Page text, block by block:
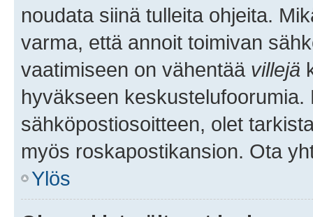
noudata siinä tulleita ohjeita.
varma, että annoit toimivan
vaatimiseen on vähentää villejä
hyväkseen
sähköpostiosoitteen, olet
myös roskapostikansion. Ota
Ylös